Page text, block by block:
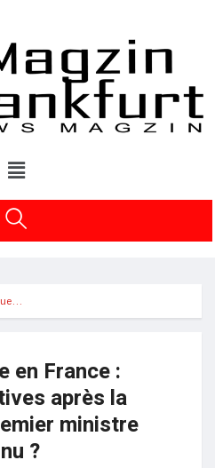
en France :
après la
ministre
?